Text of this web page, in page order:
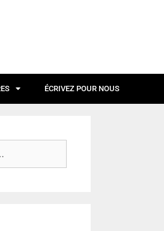
ÉCRIVEZ POUR NOUS